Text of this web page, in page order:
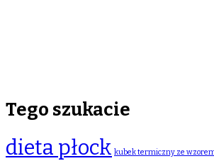
Tego szukacie
dieta płock kubek termiczny ze